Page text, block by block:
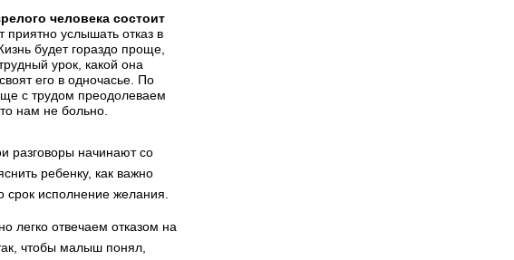
человека состоит
приятно услышать отказ в
будет гораздо проще,
урок, какой она
его в одночасье. По
с трудом преодолеваем
нам не больно.
разговоры начинают со
ребенку, как важно
срок исполнение желания.
легко отвечаем отказом на
чтобы малыш понял,